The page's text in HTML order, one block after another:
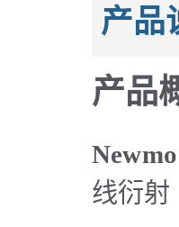
产品
产品
线衍射